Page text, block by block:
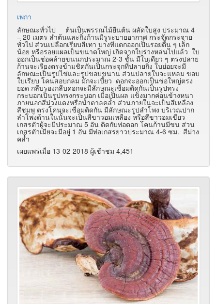
เพกา
ลักษณะทั่วไป ต้นเป็นพรรณไม้ยืนต้น ผลัดใบสูง ประมาณ 4
– 20 เมตร ลำต้นและกิ่งก้านมีรูระบายอากาศ กระจัดกระจาย
ทั่วไป ส่วนเปลือกเรียบสีเทา บางทีแตกออกเป็นรอยตื้น ๆ เล็ก
น้อย หรือรอยแผลเป็นขนาดใหญ่ เกิดจากใบร่วงหล่นไปแล้ว ใบ
ออกเป็นช่อคล้ายขนนกประมาณ 2-3 ชั้น มีใบเดียว ๆ ตรงปลาย
ก้านจะเรียงตรงข้ามชิดกันเป็นกระจุกที่ปลายกิ่ง ใบย่อยจะมี
ลักษณะเป็นรูปไข่และรูปขอบขนาน ส่วนปลายใบจะแหลม ขอบ
ใบเรียบ โคนสอบกลม มักจะเบี้ยว ดอกจะออกเป็นช่อใหญ่ตรง
ยอด กลีบรองกลีบดอกจะมีลักษณะเชื่อมติดกันเป็นรูปทรง
กระบอกเป็นรูปทรงกระบอก เมื่อเป็นผล แข็งมากค่อนข้างหนา
ภายนอกสีม่วงแดงหรือน้ำตาลคล้ำ ส่วนภายในจะเป็นสีเหลือง
สีชมพู ตรงโคนจะเชื่อมติดกัน มีลักษณะรูปลำโพง บริเวณปาก
ลำโพงด้านในนั้นจะเป็นสีขาวอมเหลือง หรือสีขาวอมเขียว
เกสรตัวผู้จะมีประมาณ 5 อัน ติดกับท่อดอก โคนก้านมีขน ส่วน
เกสรตัวเมียจะมีอยู่ 1 อัน มีท่อเกสรยาวประมาณ 4-6 ซม. สีม่วง
คล้ำ
เผยแพร่เมื่อ 13-02-2018 ผู้เช้าชม 4,451